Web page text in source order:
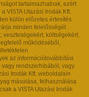
tartalmazhatnak, ezért
VISTA Utazási Irodák Kft.
külön előzetes értesítés
minden felelősségét
veszteségekért, költségekért,
működéséből,
az információtovábbítási
rendszerhibából, vagy
Irodák Kft. weboldalain
másolása, felhasználása
a VISTA Utazási Irodák